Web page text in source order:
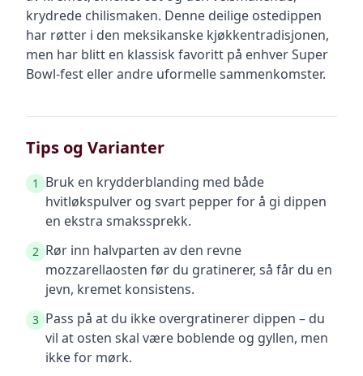
krydrede chilismaken. Denne deilige ostedippen
har røtter i den meksikanske kjøkkentradisjonen,
men har blitt en klassisk favoritt på enhver Super
Bowl-fest eller andre uformelle sammenkomster.
Tips og Varianter
1
Bruk en krydderblanding med både
hvitløkspulver og svart pepper for å gi dippen
en ekstra smakssprekk.
2 Rør inn halvparten av den revne
mozzarellaosten før du gratinerer, så får du en
jevn, kremet konsistens.
3 Pass på at du ikke overgratinerer dippen – du
vil at osten skal være boblende og gyllen, men
ikke for mørk.